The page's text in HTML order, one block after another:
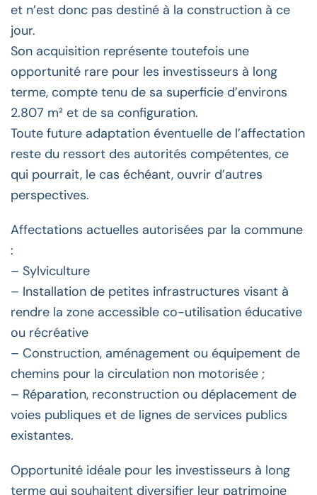
et n’est donc pas destiné à la construction à ce
jour.
Son acquisition représente toutefois une
opportunité rare pour les investisseurs à long
terme, compte tenu de sa superficie d’environs
2.807 m² et de sa configuration.
Toute future adaptation éventuelle de l’affectation
reste du ressort des autorités compétentes, ce
qui pourrait, le cas échéant, ouvrir d’autres
perspectives.
Affectations actuelles autorisées par la commune
:
– Sylviculture
– Installation de petites infrastructures visant à
rendre la zone accessible co-utilisation éducative
ou récréative
– Construction, aménagement ou équipement de
chemins pour la circulation non motorisée ;
– Réparation, reconstruction ou déplacement de
voies publiques et de lignes de services publics
existantes.
Opportunité idéale pour les investisseurs à long
terme qui souhaitent diversifier leur patrimoine